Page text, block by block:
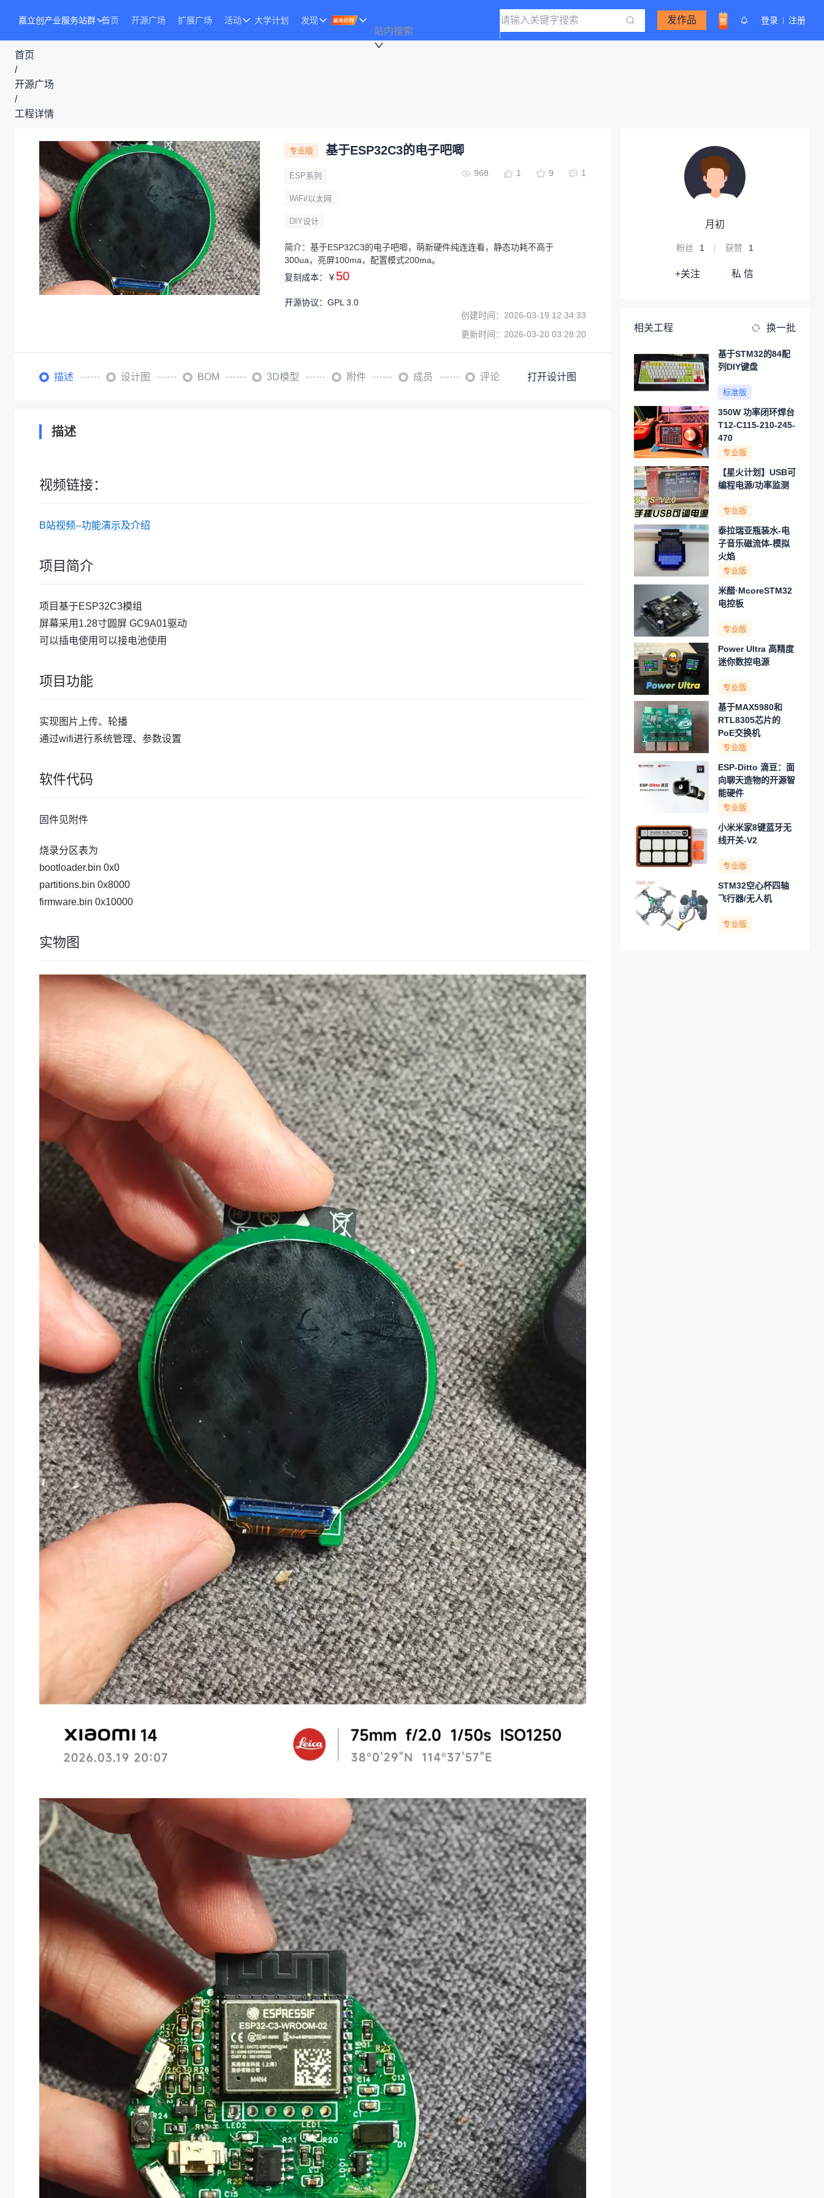
嘉立创产业服务站群 首页 开源广场 扩展广场 活动 大学计划 发现
站内搜索
发作品 登录 注册
首页
/
开源广场
/
工程详情
专业版 基于ESP32C3的电子吧唧
ESP系列
WiFi/以太网
DIY设计
968 1 9 1
简介： 基于ESP32C3的电子吧唧，萌新硬件纯连连看，静态功耗不高于
300ua，亮屏100ma，配置模式200ma。
复刻成本：
￥ 50
开源协议： GPL 3.0
创建时间： 2026-03-19 12:34:33
更新时间： 2026-03-20 03:28:20
描述 设计图 BOM 3D模型 附件 成员 评论 打开设计图
描述
视频链接：
B站视频--功能演示及介绍
项目简介
项目基于ESP32C3模组
屏幕采用1.28寸圆屏 GC9A01驱动
可以插电使用可以接电池使用
项目功能
实现图片上传、轮播
通过wifi进行系统管理、参数设置
软件代码
固件见附件
烧录分区表为
bootloader.bin 0x0
partitions.bin 0x8000
firmware.bin 0x10000
实物图
月初
粉丝 1 | 获赞 1
+关注 私 信
相关工程 换一批
基于STM32的84配
列DIY键盘
标准版
350W 功率闭环焊台
T12-C115-210-245-
470
专业版
【星火计划】USB可
编程电源/功率监测
专业版
泰拉瑞亚瓶装水-电
子音乐磁流体-模拟
火焰
专业版
米醋·McoreSTM32
电控板
专业版
Power Ultra 高精度
迷你数控电源
专业版
基于MAX5980和
RTL8305芯片的
PoE交换机
专业版
ESP-Ditto 滴豆：面
向聊天造物的开源智
能硬件
专业版
小米米家8键蓝牙无
线开关-V2
专业版
STM32空心杯四轴
飞行器/无人机
专业版